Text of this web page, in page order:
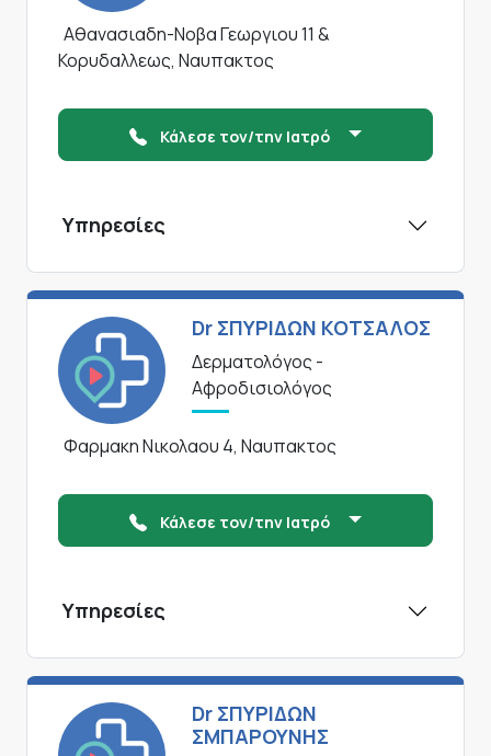
Αθανασιαδη-Νοβα Γεωργιου 11 &
Κορυδαλλεως, Ναυπακτος
Κάλεσε τον/την Ιατρό
Υπηρεσίες
Dr ΣΠΥΡΙΔΩΝ ΚΟΤΣΑΛΟΣ
Δερματολόγος -
Αφροδισιολόγος
Φαρμακη Νικολαου 4, Ναυπακτος
Κάλεσε τον/την Ιατρό
Υπηρεσίες
Dr ΣΠΥΡΙΔΩΝ
ΣΜΠΑΡΟΥΝΗΣ